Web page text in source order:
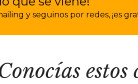
y seguinos por redes, ¡es
estos